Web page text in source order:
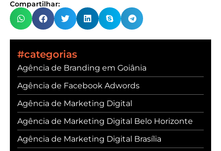
Compartilhar:
#categorias
Agência de Branding em Goiânia
Agência de Facebook Adwords
Agência de Marketing Digital
Agência de Marketing Digital Belo Horizonte
Agência de Marketing Digital Brasília